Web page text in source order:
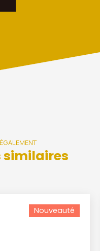
similaires
Nouveauté